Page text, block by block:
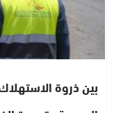
بين ذروة